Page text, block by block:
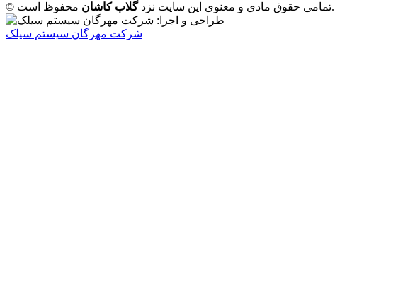
© تمامی حقوق مادی و معنوی این سایت نزدگلاب کاشان محفوظ است.
شرکت مهرگان سیستم سیلک